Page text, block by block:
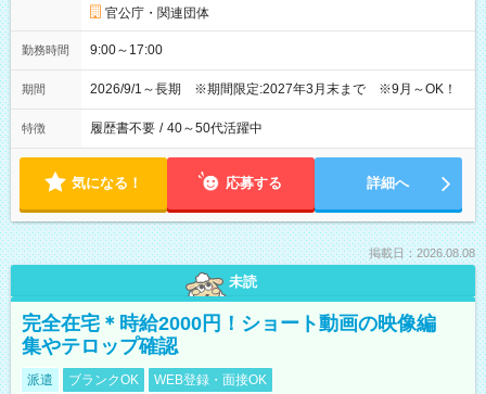
官公庁・関連団体
勤務時間 9:00～17:00
期間 2026/9/1～長期 ※期間限定:2027年3月末まで ※9月～OK！
特徴 履歴書不要 / 40～50代活躍中
気になる！ 応募する 詳細へ
掲載日：2026.08.08
未読
完全在宅＊時給2000円！ショート動画の映像編
集やテロップ確認
派遣 ブランクOK WEB登録・面接OK